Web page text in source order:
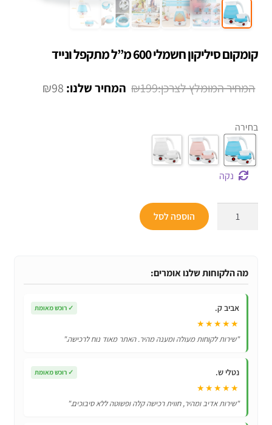
קומקום סיליקון חשמלי 600 מ”ל מתקפל ונייד
₪199
המחיר
₪98 המחיר
בחירה
נקה
חשמלי
מ”ל
הוספה לסל
מה הלקוחות שלנו אומרים:
אביב ק. ✓ רוכש מאומת
★★★★★
"שירות לקוחות מעולה ומענה מהיר. האתר מאוד נוח לרכישה."
נטלי ש. ✓ רוכש מאומת
★★★★★
"שירות אדיב ומהיר, חווית רכישה קלה ופשוטה ללא סיבוכים."